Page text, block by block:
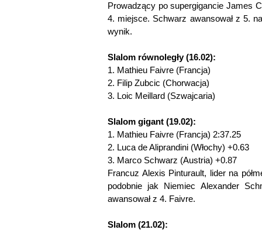
Prowadzący po supergigancie James
4. miejsce. Schwarz awansował z 5.
wynik.
Slalom równoległy (16.02):
1. Mathieu Faivre (Francja)
2. Filip Zubcic (Chorwacja)
3. Loic Meillard (Szwajcaria)
Slalom gigant (19.02):
1. Mathieu Faivre (Francja) 2:37.25
2. Luca de Aliprandini (Włochy) +0.63
3. Marco Schwarz (Austria) +0.87
Francuz Alexis Pinturault, lider na
podobnie jak Niemiec Alexander
awansował z 4. Faivre.
Slalom (21.02):